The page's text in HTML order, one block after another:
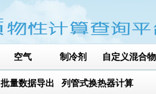
空气 制冷剂 自定义混合物
批量数据导出 列管式换热器计算